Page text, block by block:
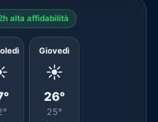
alta affidabilità
Giovedì
☀️
26°
25°